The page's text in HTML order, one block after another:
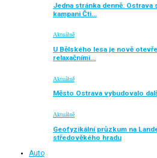
Jedna stránka denně.
kampani Čti…
Aktuálně
U Bělského lesa je nově
relaxačními…
Aktuálně
Město Ostrava vybudovalo
Aktuálně
Geofyzikální průzkum na
středověkého hradu
Auto